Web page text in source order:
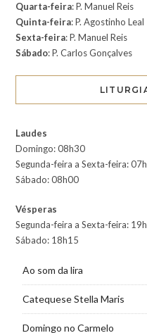
Quarta-feira: P. Manuel Reis
Quinta-feira: P. Agostinho Leal
Sexta-feira: P. Manuel Reis
Sábado: P. Carlos Gonçalves
Laudes
Domingo: 08h30
Segunda-feira a Sexta-feira:
Sábado: 08h00
Vésperas
Segunda-feira a Sexta-feira:
Sábado: 18h15
Ao som da lira
Catequese Stella Maris
Domingo no Carmelo